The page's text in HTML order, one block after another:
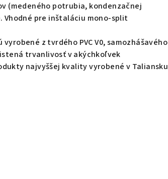
(medeného potrubia, kondenzačnej
pre inštaláciu mono-split
z tvrdého PVC V0, samozhášavého
trvanlivosť v akýchkoľvek
najvyššej kvality vyrobené v Taliansku